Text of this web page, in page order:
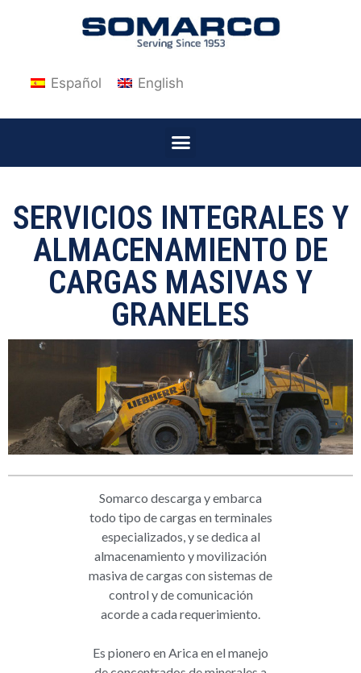
Español English
SERVICIOS INTEGRALES Y
ALMACENAMIENTO DE
CARGAS MASIVAS Y
GRANELES
Somarco descarga y embarca
todo tipo de cargas en terminales
especializados, y se dedica al
almacenamiento y movilización
masiva de cargas con sistemas de
control y de comunicación
acorde a cada requerimiento.
Es pionero en Arica en el manejo